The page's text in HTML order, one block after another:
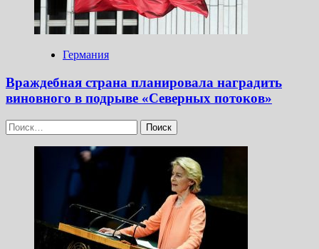
Германия
Враждебная страна планировала наградить
виновного в подрыве «Северных потоков»
Найти: